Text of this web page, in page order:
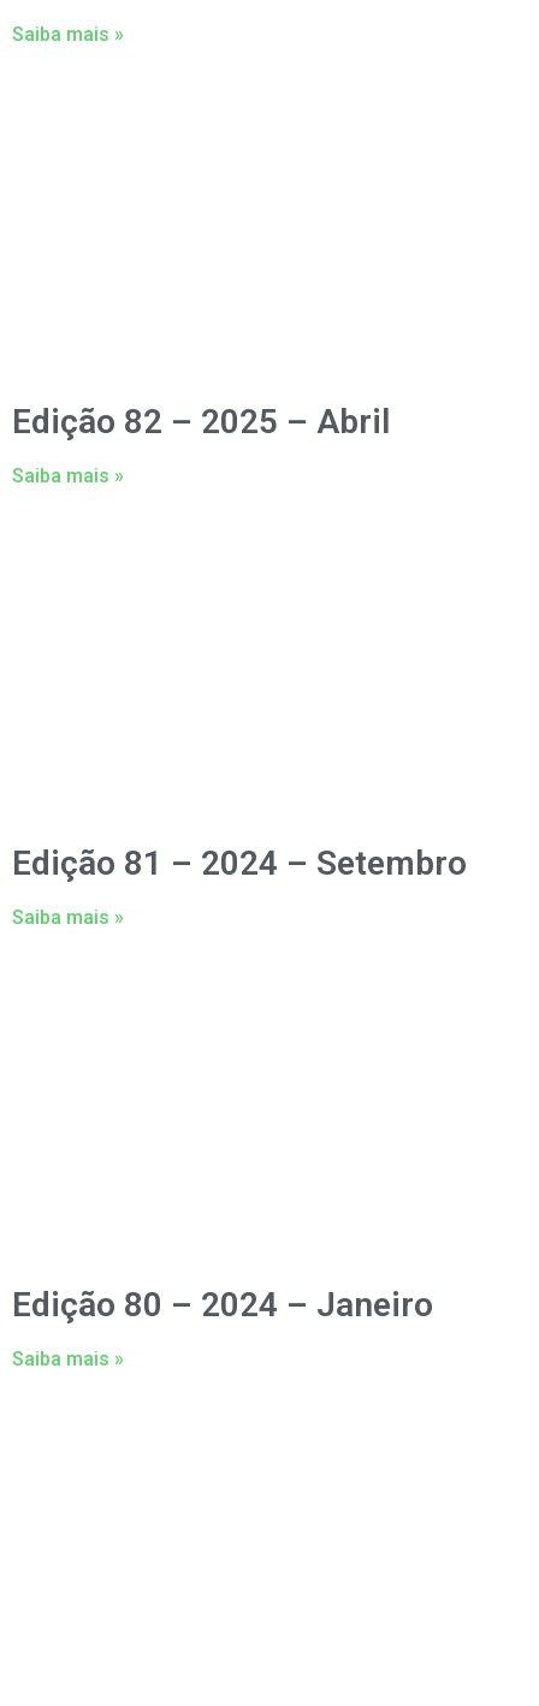
Saiba mais »
Edição 82 – 2025 – Abril
Saiba mais »
Edição 81 – 2024 – Setembro
Saiba mais »
Edição 80 – 2024 – Janeiro
Saiba mais »